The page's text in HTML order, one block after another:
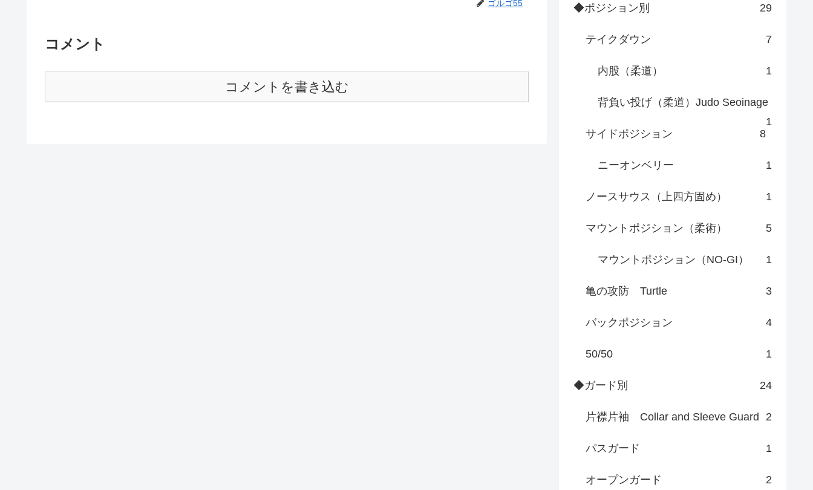
ゴルゴ55
コメント
コメントを書き込む
◆ポジション別 29
テイクダウン 7
内股（柔道） 1
背負い投げ（柔道）Judo Seoinage
1
サイドポジション
8
ニーオンベリー 1
ノースサウス（上四方固め） 1
マウントポジション（柔術） 5
マウントポジション（NO-GI） 1
亀の攻防 Turtle 3
バックポジション 4
50/50 1
◆ガード別 24
片襟片袖 Collar and Sleeve Guard 2
パスガード 1
オープンガード 2